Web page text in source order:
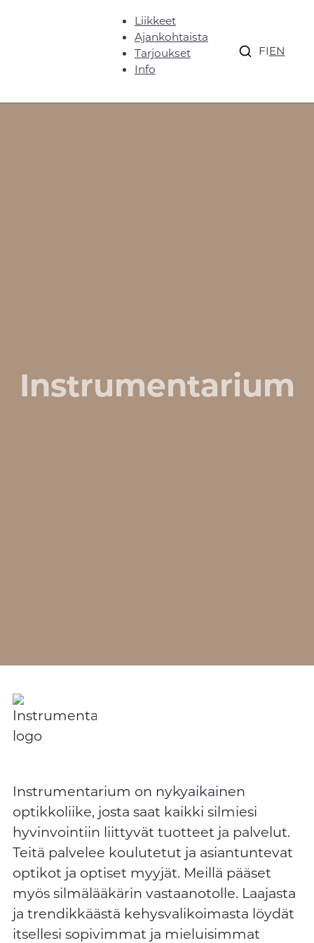
Liikkeet
Ajankohtaista
Tarjoukset
Info
FIEN
Instrumentarium
Instrumentarium on nykyaikainen
optikkoliike, josta saat kaikki silmiesi
hyvinvointiin liittyvät tuotteet ja palvelut.
Teitä palvelee koulutetut ja asiantuntevat
optikot ja optiset myyjät. Meillä pääset
myös silmälääkärin vastaanotolle. Laajasta
ja trendikkäästä kehysvalikoimasta löydät
itsellesi sopivimmat ja mieluisimmat